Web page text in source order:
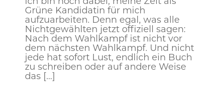
Grüne Kandidatin für mich
aufzuarbeiten. Denn egal, was alle
Nichtgewählten jetzt offiziell sagen:
Nach dem Wahlkampf ist nicht vor
dem nächsten Wahlkampf. Und nicht
jede hat sofort Lust, endlich ein Buch
zu schreiben oder auf andere Weise
das […]